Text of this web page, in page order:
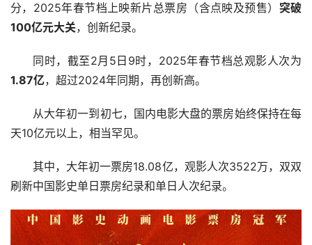
分，2025年春节档上映新片总票房（含点映及预售） 突破
100亿元大关，创新纪录。
同时，截至2月5日9时，2025年春节档总观影人次为
1.87亿，超过2024年同期，再创新高。
从大年初一到初七，国内电影大盘的票房始终保持在每
天10亿元以上，相当罕见。
其中，大年初一票房18.08亿，观影人次3522万，双双
刷新中国影史单日票房纪录和单日人次纪录。